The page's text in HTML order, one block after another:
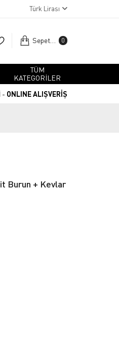
Türk Lirası
Sepetim 0
TÜM
KATEGORİLER
- ONLINE ALIŞVERİŞ
Burun + Kevlar